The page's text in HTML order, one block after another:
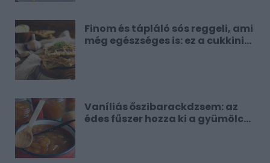
Finom és tápláló sós reggeli, ami
még egészséges is: ez a cukkinis
Vaníliás őszibarackdzsem: az
édes fűszer hozza ki a gyümölcs